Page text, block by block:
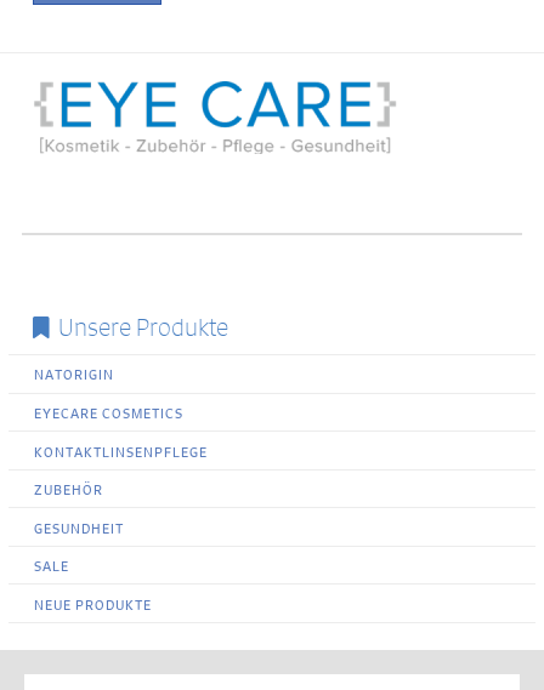
Unsere Produkte
NATORIGIN
EYECARE COSMETICS
KONTAKTLINSENPFLEGE
ZUBEHÖR
GESUNDHEIT
SALE
NEUE PRODUKTE